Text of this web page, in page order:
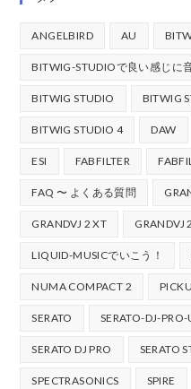
ANGELBIRD AU
BITWIG-STUDIOで良い感じに
BITWIG STUDIO BITWIG
BITWIG STUDIO 4 DAW
ESI FABFILTER
FAQ 〜 よくある質問
GRANDVJ 2 XT GRANDVJ
LIQUID-MUSICでいこう！
NUMA COMPACT 2
SERATO SERATO-DJ-
SERATO DJ PRO SERATO
SPECTRASONICS SPIRE